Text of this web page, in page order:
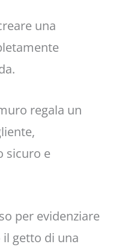
una
regala un
sicuro e
per evidenziare
getto di una